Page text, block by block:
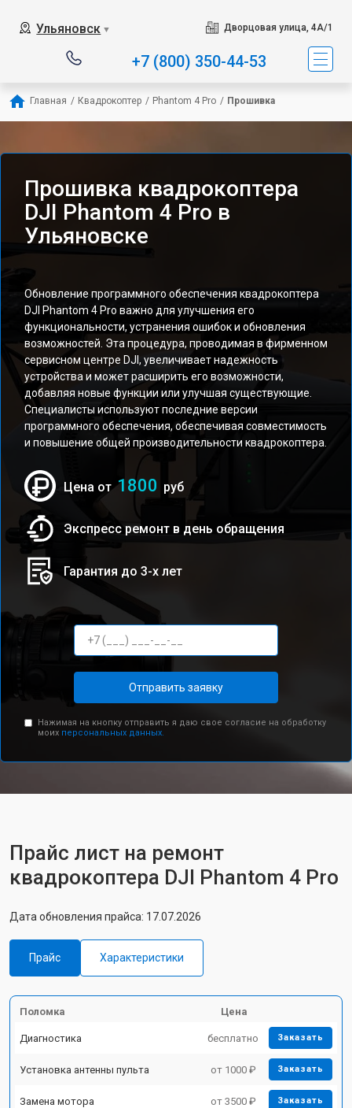
Ульяновск ▼ Дворцовая улица, 4А/1
+7 (800) 350-44-53
Главная / Квадрокоптер / Phantom 4 Pro / Прошивка
Прошивка квадрокоптера
DJI Phantom 4 Pro в
Ульяновске
Обновление программного обеспечения квадрокоптера
DJI Phantom 4 Pro важно для улучшения его
функциональности, устранения ошибок и обновления
возможностей. Эта процедура, проводимая в фирменном
сервисном центре DJI, увеличивает надежность
устройства и может расширить его возможности,
добавляя новые функции или улучшая существующие.
Специалисты используют последние версии
программного обеспечения, обеспечивая совместимость
и повышение общей производительности квадрокоптера.
Цена от1800 руб
Экспресс ремонт в день обращения
Гарантия до 3-х лет
Отправить заявку
Нажимая на кнопку отправить я даю свое согласие на обработку
моих персональных данных.
Прайс лист на ремонт
квадрокоптера DJI Phantom 4 Pro
Дата обновления прайса: 17.07.2026
Прайс Характеристики
Поломка Цена
Диагностика бесплатно Заказать
Установка антенны пульта от 1000 ₽ Заказать
Замена мотора от 3500 ₽ Заказать